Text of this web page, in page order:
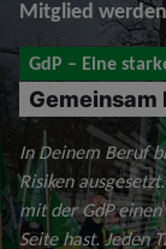
Mitglied werden
GdP – Eine
Gemeinsam
In Deinem Beruf
Risiken
mit der GdP
Seite hast. Jeden